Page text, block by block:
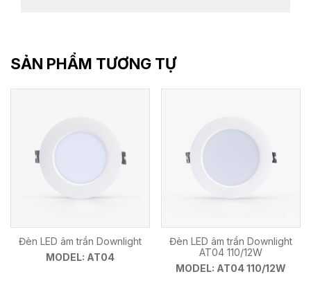
SẢN PHẨM TƯƠNG TỰ
Đèn LED âm trần Downlight
MODEL: AT04
Đèn LED âm trần Downlight
AT04 110/12W
MODEL: AT04 110/12W